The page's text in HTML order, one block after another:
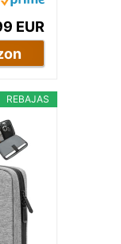
EUR
REBAJAS